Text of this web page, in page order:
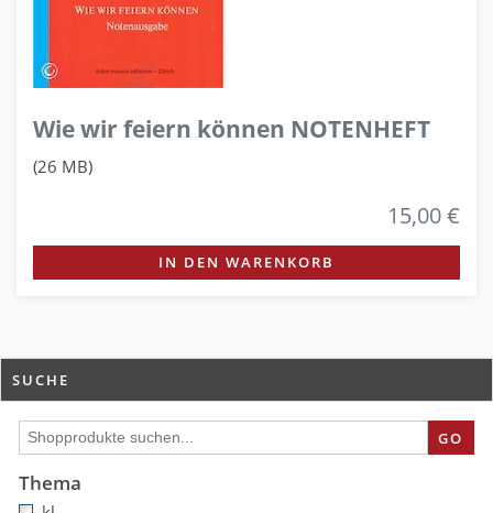
Wie wir feiern können NOTENHEFT
(26 MB)
15,00 €
IN DEN WARENKORB
SUCHE
GO
Thema